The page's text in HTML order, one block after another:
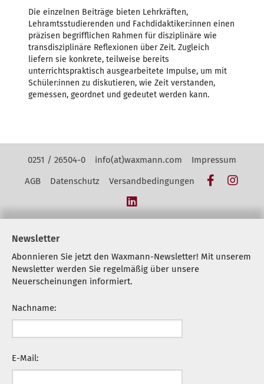
Die einzelnen Beiträge bieten Lehrkräften,
Lehramtsstudierenden und Fachdidaktiker:innen einen
präzisen begrifflichen Rahmen für disziplinäre wie
transdisziplinäre Reflexionen über Zeit. Zugleich
liefern sie konkrete, teilweise bereits
unterrichtspraktisch ausgearbeitete Impulse, um mit
Schüler:innen zu diskutieren, wie Zeit verstanden,
gemessen, geordnet und gedeutet werden kann.
Kontakt Navigation
0251 / 26504-0 info(at)waxmann.com
Impressum
AGB
Datenschutz Versandbedingungen Facebook
Newsletter
Abonnieren Sie jetzt den Waxmann-Newsletter! Mit unserem
Newsletter werden Sie regelmäßig über unsere
Neuerscheinungen informiert.
Nachname:
E-Mail: